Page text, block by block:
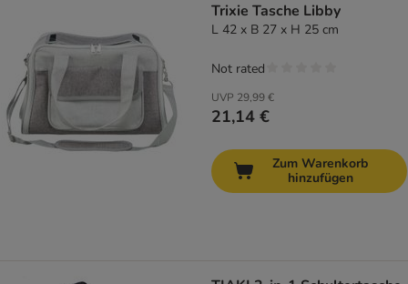
Trixie Tasche Libby
L 42 x B 27 x H 25 cm
UVP 29,99 €
21,14 €
Not rated
Zum Warenkorb
hinzufügen